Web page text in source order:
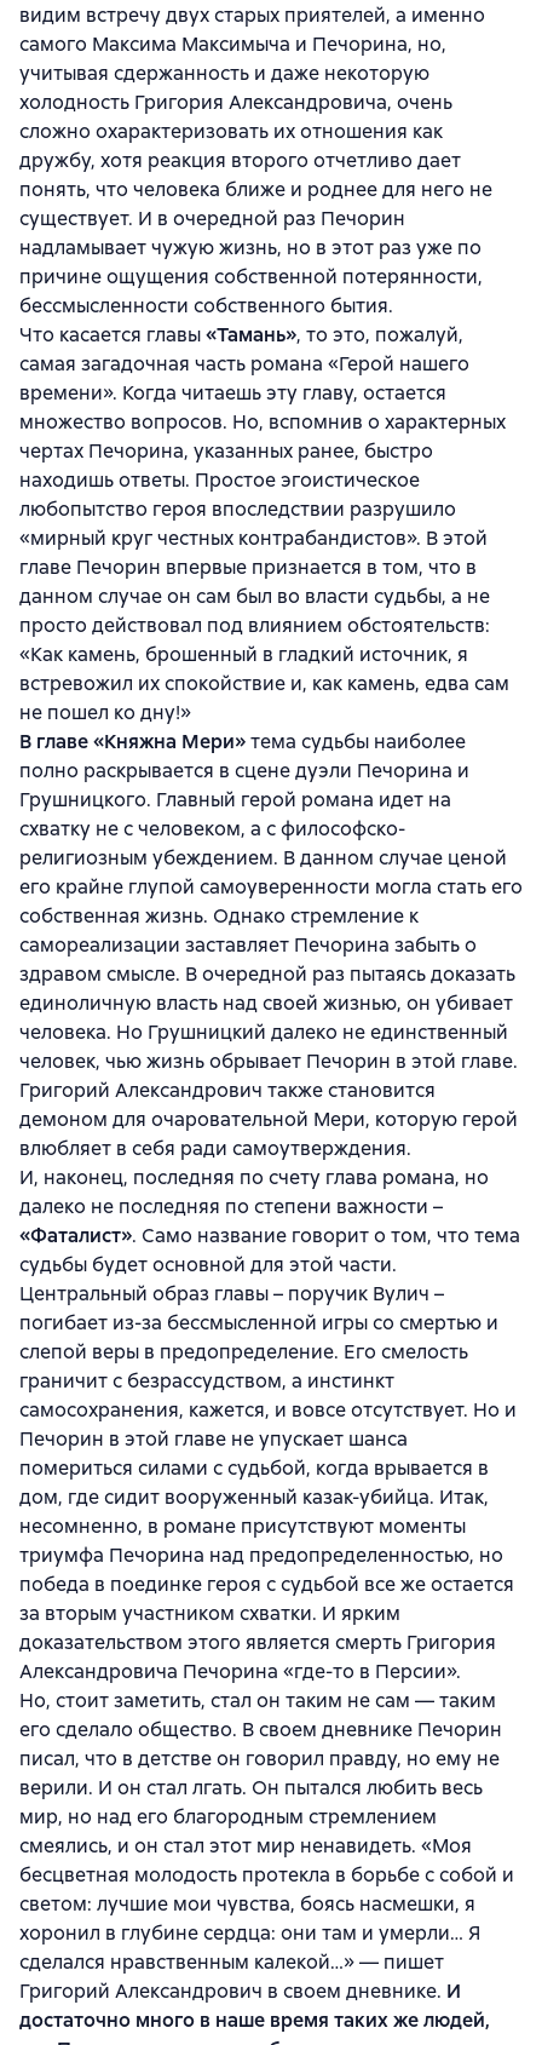
видим встречу двух старых приятелей, а именно
самого Максима Максимыча и Печорина, но,
учитывая сдержанность и даже некоторую
холодность Григория Александровича, очень
сложно охарактеризовать их отношения как
дружбу, хотя реакция второго отчетливо дает
понять, что человека ближе и роднее для него не
существует. И в очередной раз Печорин
надламывает чужую жизнь, но в этот раз уже по
причине ощущения собственной потерянности,
бессмысленности собственного бытия.
Что касается главы«Тамань», то это, пожалуй,
самая загадочная часть романа «Герой нашего
времени». Когда читаешь эту главу, остается
множество вопросов. Но, вспомнив о характерных
чертах Печорина, указанных ранее, быстро
находишь ответы. Простое эгоистическое
любопытство героя впоследствии разрушило
«мирный круг честных контрабандистов». В этой
главе Печорин впервые признается в том, что в
данном случае он сам был во власти судьбы, а не
просто действовал под влиянием обстоятельств:
«Как камень, брошенный в гладкий источник, я
встревожил их спокойствие и, как камень, едва сам
не пошел ко дну!»
В главе «Княжна Мери»тема судьбы наиболее
полно раскрывается в сцене дуэли Печорина и
Грушницкого. Главный герой романа идет на
схватку не с человеком, а с философско-
религиозным убеждением. В данном случае ценой
его крайне глупой самоуверенности могла стать его
собственная жизнь. Однако стремление к
самореализации заставляет Печорина забыть о
здравом смысле. В очередной раз пытаясь доказать
единоличную власть над своей жизнью, он убивает
человека. Но Грушницкий далеко не единственный
человек, чью жизнь обрывает Печорин в этой главе.
Григорий Александрович также становится
демоном для очаровательной Мери, которую герой
влюбляет в себя ради самоутверждения.
И, наконец, последняя по счету глава романа, но
далеко не последняя по степени важности –
«Фаталист». Само название говорит о том, что тема
судьбы будет основной для этой части.
Центральный образ главы – поручик Вулич –
погибает из-за бессмысленной игры со смертью и
слепой веры в предопределение. Его смелость
граничит с безрассудством, а инстинкт
самосохранения, кажется, и вовсе отсутствует. Но и
Печорин в этой главе не упускает шанса
помериться силами с судьбой, когда врывается в
дом, где сидит вооруженный казак-убийца. Итак,
несомненно, в романе присутствуют моменты
триумфа Печорина над предопределенностью, но
победа в поединке героя с судьбой все же остается
за вторым участником схватки. И ярким
доказательством этого является смерть Григория
Александровича Печорина «где-то в Персии».
Но, стоит заметить, стал он таким не сам — таким
его сделало общество. В своем дневнике Печорин
писал, что в детстве он говорил правду, но ему не
верили. И он стал лгать. Он пытался любить весь
мир, но над его благородным стремлением
смеялись, и он стал этот мир ненавидеть. «Моя
бесцветная молодость протекла в борьбе с собой и
светом: лучшие мои чувства, боясь насмешки, я
хоронил в глубине сердца: они там и умерли… Я
сделался нравственным калекой…» — пишет
Григорий Александрович в своем дневнике. И
достаточно много в наше время таких же людей,